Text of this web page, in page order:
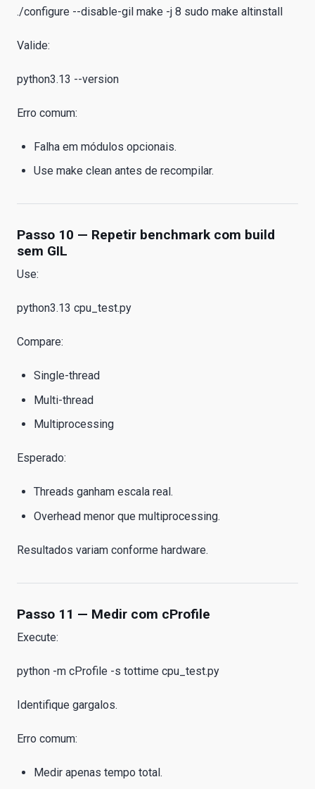
./configure --disable-gil make -j 8 sudo make altinstall
Valide:
python3.13 --version
Erro comum:
Falha em módulos opcionais.
Use make clean antes de recompilar.
Passo 10 — Repetir benchmark com build
sem GIL
Use:
python3.13 cpu_test.py
Compare:
Single-thread
Multi-thread
Multiprocessing
Esperado:
Threads ganham escala real.
Overhead menor que multiprocessing.
Resultados variam conforme hardware.
Passo 11 — Medir com cProfile
Execute:
python -m cProfile -s tottime cpu_test.py
Identifique gargalos.
Erro comum:
Medir apenas tempo total.